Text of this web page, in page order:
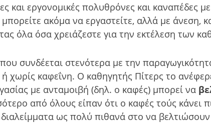
και εργονομικές πολυθρόνες και καναπέδες
ακόμα να εργαστείτε, αλλά με άνεση,
όλα όσα χρειάζεστε για την εκτέλεση των
συνδέεται στενότερα με την
ή χωρίς καφεΐνη. Ο καθηγητής Πίτερς το
με ανταμοιβή (δηλ. ο καφές) μπορεί να
από όλους είπαν ότι ο καφές τούς κάνει
ως πολύ πιθανά στο να